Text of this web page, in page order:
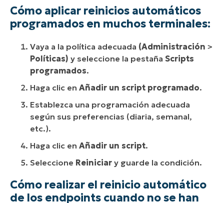
Cómo aplicar reinicios automáticos
programados en muchos terminales:
Vaya a la política adecuada (Administración >
Políticas) y seleccione la pestaña Scripts
programados.
Haga clic en Añadir un script programado.
Establezca una programación adecuada
según sus preferencias (diaria, semanal,
etc.).
Haga clic en Añadir un script.
Seleccione Reiniciar y guarde la condición.
Cómo realizar el reinicio automático
de los endpoints cuando no se han